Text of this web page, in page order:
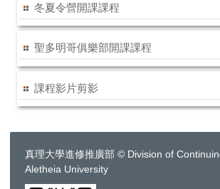
冬夏令營開課課程
聖多明哥俱樂部開課課程
課程影片剪影
真理大學進修推廣部 © Division of
Aletheia University